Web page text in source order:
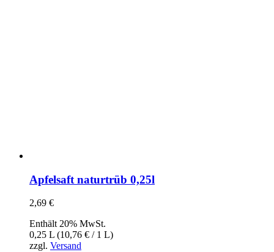
Apfelsaft naturtrüb 0,25l
2,69 €
Enthält 20% MwSt.
0,25 L (10,76 € / 1 L)
zzgl. Versand